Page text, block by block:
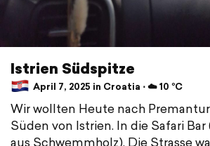
Istrien Südspitze
April 7, 2025 in Croatia ⋅ ☁️ 10 °C
Wir wollten Heute nach
Süden von Istrien. In die Safari
aus Schwemmholz). Die Strasse